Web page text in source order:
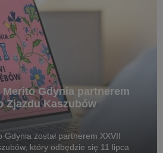
Gdynia partnerem
Zjazdu Kaszubów
Gdynia został partnerem XXVII
który odbędzie się 11 lipca